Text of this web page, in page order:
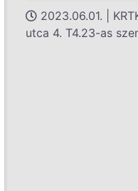
2023.06.01. |
utca 4. T4.23-as